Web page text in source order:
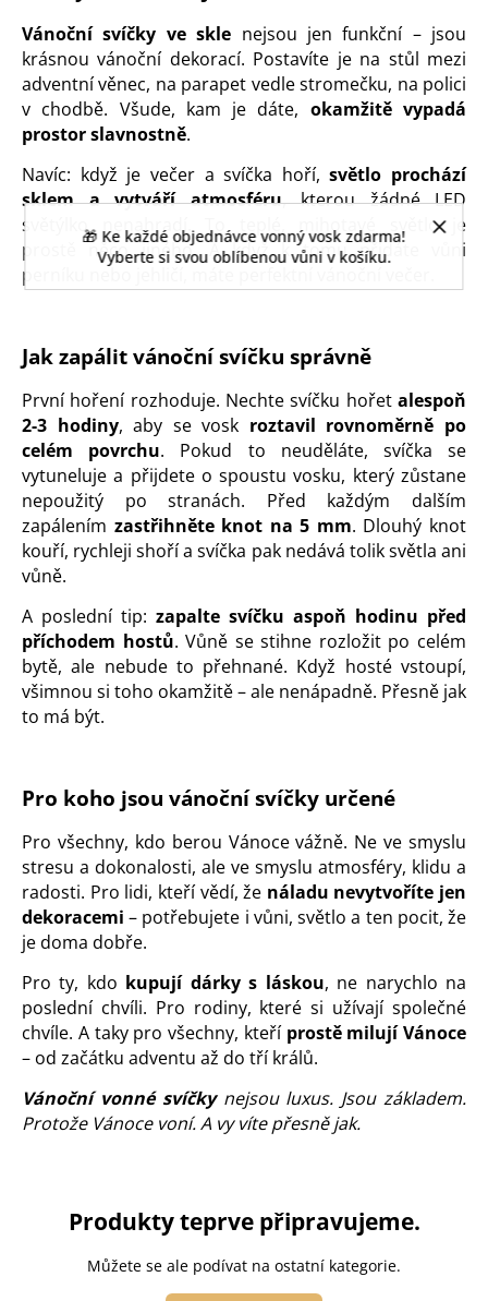
🎁 Ke každé objednávce vonný vosk zdarma!
Vyberte si svou oblíbenou vůni v košíku.
Produkty teprve připravujeme.
Můžete se ale podívat na ostatní kategorie.
Vánoční svíčky ve skle nejsou jen funkční – jsou
krásnou vánoční dekorací. Postavíte je na stůl mezi
adventní věnec, na parapet vedle stromečku, na polici
v chodbě. Všude, kam je dáte, okamžitě vypadá
prostor slavnostně.
Navíc: když je večer a svíčka hoří,světlo prochází
sklem a vytváří atmosféru, kterou žádné LED
světýlko nenahradí. To teplé, mihotavé světlo je
prostě něco jiného. A když k tomu přidáte vůni
perníku nebo jehličí, máte perfektní vánoční večer.
Jak zapálit vánoční svíčku správně
První hoření rozhoduje. Nechte svíčku hořet alespoň
2-3 hodiny, aby se vosk roztavil rovnoměrně po
celém povrchu. Pokud to neuděláte, svíčka se
vytuneluje a přijdete o spoustu vosku, který zůstane
nepoužitý po stranách. Před každým dalším
zapálením zastřihněte knot na 5 mm. Dlouhý knot
kouří, rychleji shoří a svíčka pak nedává tolik světla ani
vůně.
A poslední tip: zapalte svíčku aspoň hodinu před
příchodem hostů. Vůně se stihne rozložit po celém
bytě, ale nebude to přehnané. Když hosté vstoupí,
všimnou si toho okamžitě – ale nenápadně. Přesně jak
to má být.
Pro koho jsou vánoční svíčky určené
Pro všechny, kdo berou Vánoce vážně. Ne ve smyslu
stresu a dokonalosti, ale ve smyslu atmosféry, klidu a
radosti. Pro lidi, kteří vědí, že náladu nevytvoříte jen
dekoracemi – potřebujete i vůni, světlo a ten pocit, že
je doma dobře.
Pro ty, kdo kupují dárky s láskou, ne narychlo na
poslední chvíli. Pro rodiny, které si užívají společné
chvíle. A taky pro všechny, kteří prostě milují Vánoce
– od začátku adventu až do tří králů.
Vánoční vonné svíčkynejsou luxus. Jsou základem.
Protože Vánoce voní. A vy víte přesně jak.